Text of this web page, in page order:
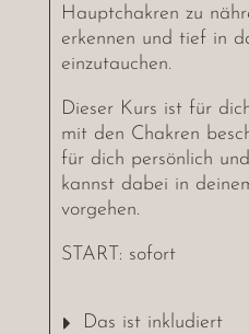
Hauptchakren zu
erkennen und tief in
einzutauchen.
Dieser Kurs ist für
mit den Chakren
für dich persönlich
kannst dabei in
vorgehen.
START: sofort
Das ist inkludiert